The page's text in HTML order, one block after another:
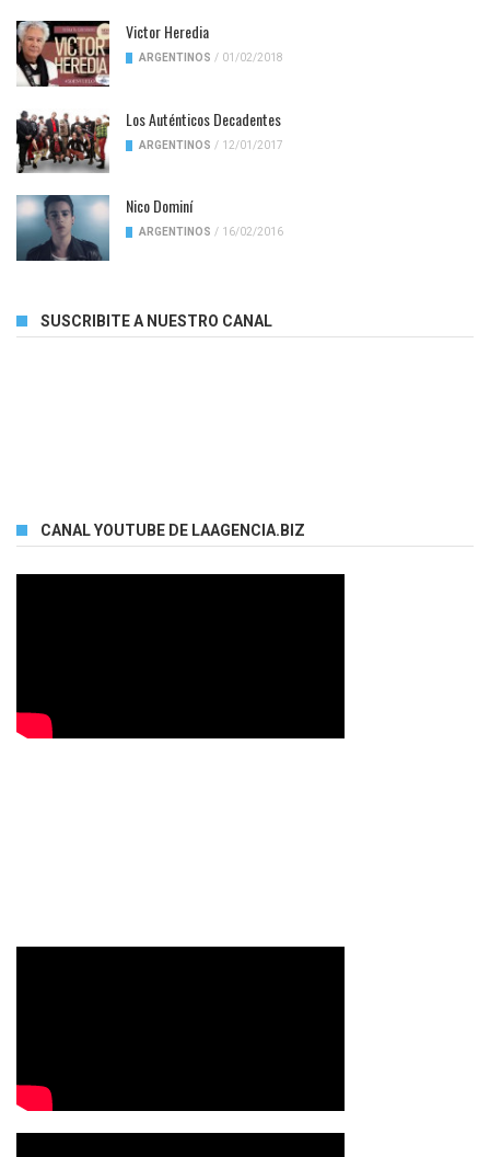
Victor Heredia
ARGENTINOS / 01/02/2018
Los Auténticos Decadentes
ARGENTINOS / 12/01/2017
Nico Dominí
ARGENTINOS / 16/02/2016
SUSCRIBITE A NUESTRO CANAL
CANAL YOUTUBE DE LAAGENCIA.BIZ